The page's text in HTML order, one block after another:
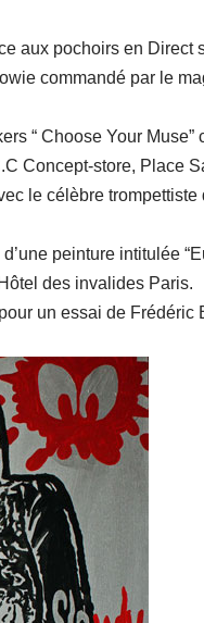
aux pochoirs en Direct
commandé par le
“ Choose Your
Concept-store, Place
le célèbre
peinture intitulée
des invalides Paris.
un essai de